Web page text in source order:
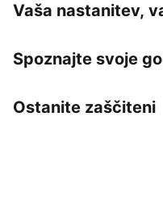
Vaša nastanitev,
Spoznajte svoje
Ostanite zaščiteni
Danes ponudite